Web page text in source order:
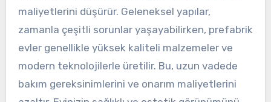
maliyetlerini düşürür. Geleneksel yapılar,
zamanla çeşitli sorunlar yaşayabilirken, prefabrik
evler genellikle yüksek kaliteli malzemeler ve
modern teknolojilerle üretilir. Bu, uzun vadede
bakım gereksinimlerini ve onarım maliyetlerini